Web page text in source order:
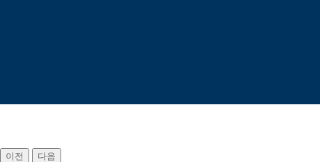
이전
다음